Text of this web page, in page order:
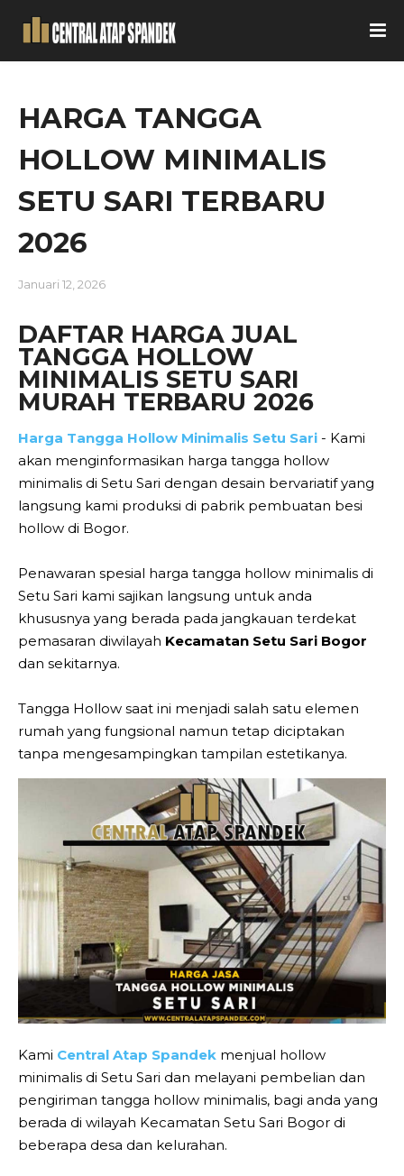
HARGA TANGGA
HOLLOW MINIMALIS
SETU SARI TERBARU
2026
Januari 12, 2026
DAFTAR HARGA JUAL
TANGGA HOLLOW
MINIMALIS SETU SARI
MURAH TERBARU 2026
Harga Tangga Hollow Minimalis Setu Sari - Kami
akan menginformasikan harga tangga hollow
minimalis di Setu Sari dengan desain bervariatif yang
langsung kami produksi di pabrik pembuatan besi
hollow di Bogor.
Penawaran spesial harga tangga hollow minimalis di
Setu Sari kami sajikan langsung untuk anda
khususnya yang berada pada jangkauan terdekat
pemasaran diwilayah Kecamatan Setu Sari Bogor
dan sekitarnya.
Tangga Hollow saat ini menjadi salah satu elemen
rumah yang fungsional namun tetap diciptakan
tanpa mengesampingkan tampilan estetikanya.
Kami Central Atap Spandek menjual hollow
minimalis di Setu Sari dan melayani pembelian dan
pengiriman tangga hollow minimalis, bagi anda yang
berada di wilayah Kecamatan Setu Sari Bogor di
beberapa desa dan kelurahan.